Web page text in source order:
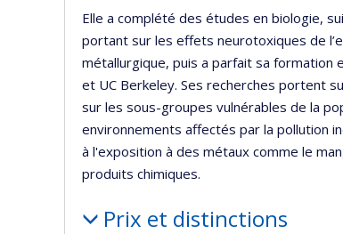
Elle a complété des études en biologie,
portant sur les effets neurotoxiques de
métallurgique, puis a parfait sa formation
et UC Berkeley. Ses recherches portent
sur les sous-groupes vulnérables de la
environnements affectés par la pollution
à l'exposition à des métaux comme le
produits chimiques.
Prix et distinctions